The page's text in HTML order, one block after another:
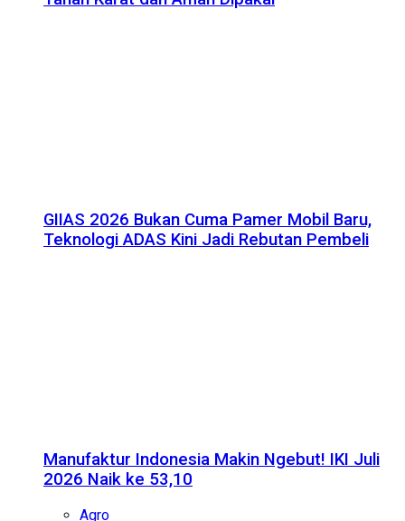
GIIAS 2026 Bukan Cuma Pamer Mobil Baru,
Teknologi ADAS Kini Jadi Rebutan Pembeli
Manufaktur Indonesia Makin Ngebut! IKI Juli
2026 Naik ke 53,10
Agro